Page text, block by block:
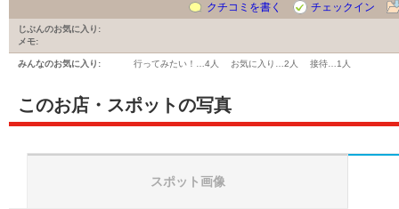
クチコミを書く
チェックイン
じぶんのお気に入り:
メモ:
みんなのお気に入り: 行ってみたい！… 4人 お気に入り… 2人 接待… 1人
このお店・スポットの写真
スポット画像